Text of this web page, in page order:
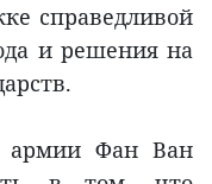
справедливой
и решения на
армии Фан Ван